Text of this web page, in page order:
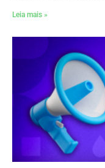
Leia mais »